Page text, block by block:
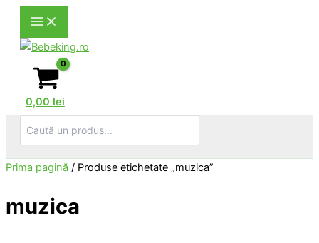
content
0,00 lei
for:
Prima pagină / Produse etichetate „muzica”
muzica